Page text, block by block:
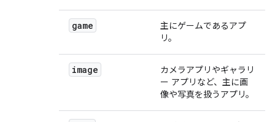
game
主にゲームであるアプ
リ。
image
カメラアプリやギャラリ
ー アプリなど、主に画
像や写真を扱うアプリ。